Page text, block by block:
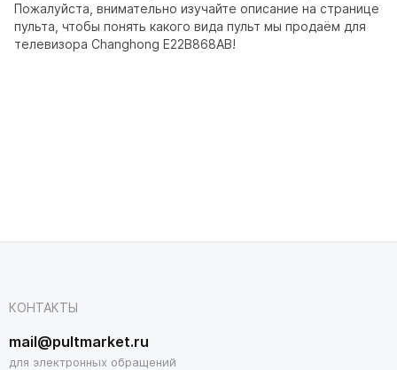
Пожалуйста, внимательно изучайте описание на странице
пульта, чтобы понять какого вида пульт мы продаём для
телевизора Changhong E22B868AB!
КОНТАКТЫ
mail@pultmarket.ru
для электронных обращений